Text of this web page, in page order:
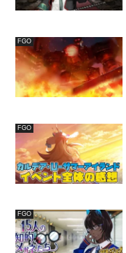
FGO
FGO
FGO